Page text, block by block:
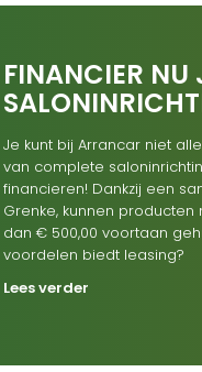
FINANCIER NU
Je kunt bij Arrancar niet
van complete
financieren! Dankzij een
Grenke, kunnen
dan € 500,00 voortaan
voordelen biedt leasing?
Lees verder